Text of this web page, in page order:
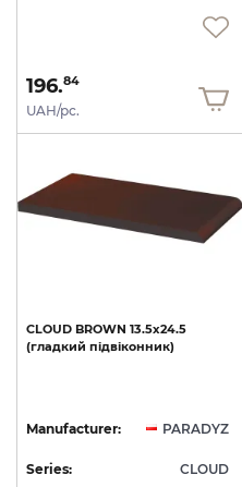
196.84
UAH/pc.
CLOUD BROWN 13.5х24.5
(гладкий підвіконник)
Manufacturer: PARADYZ
Series: CLOUD